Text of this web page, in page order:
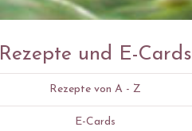
Rezepte und E-Cards
Rezepte von A - Z
E-Cards